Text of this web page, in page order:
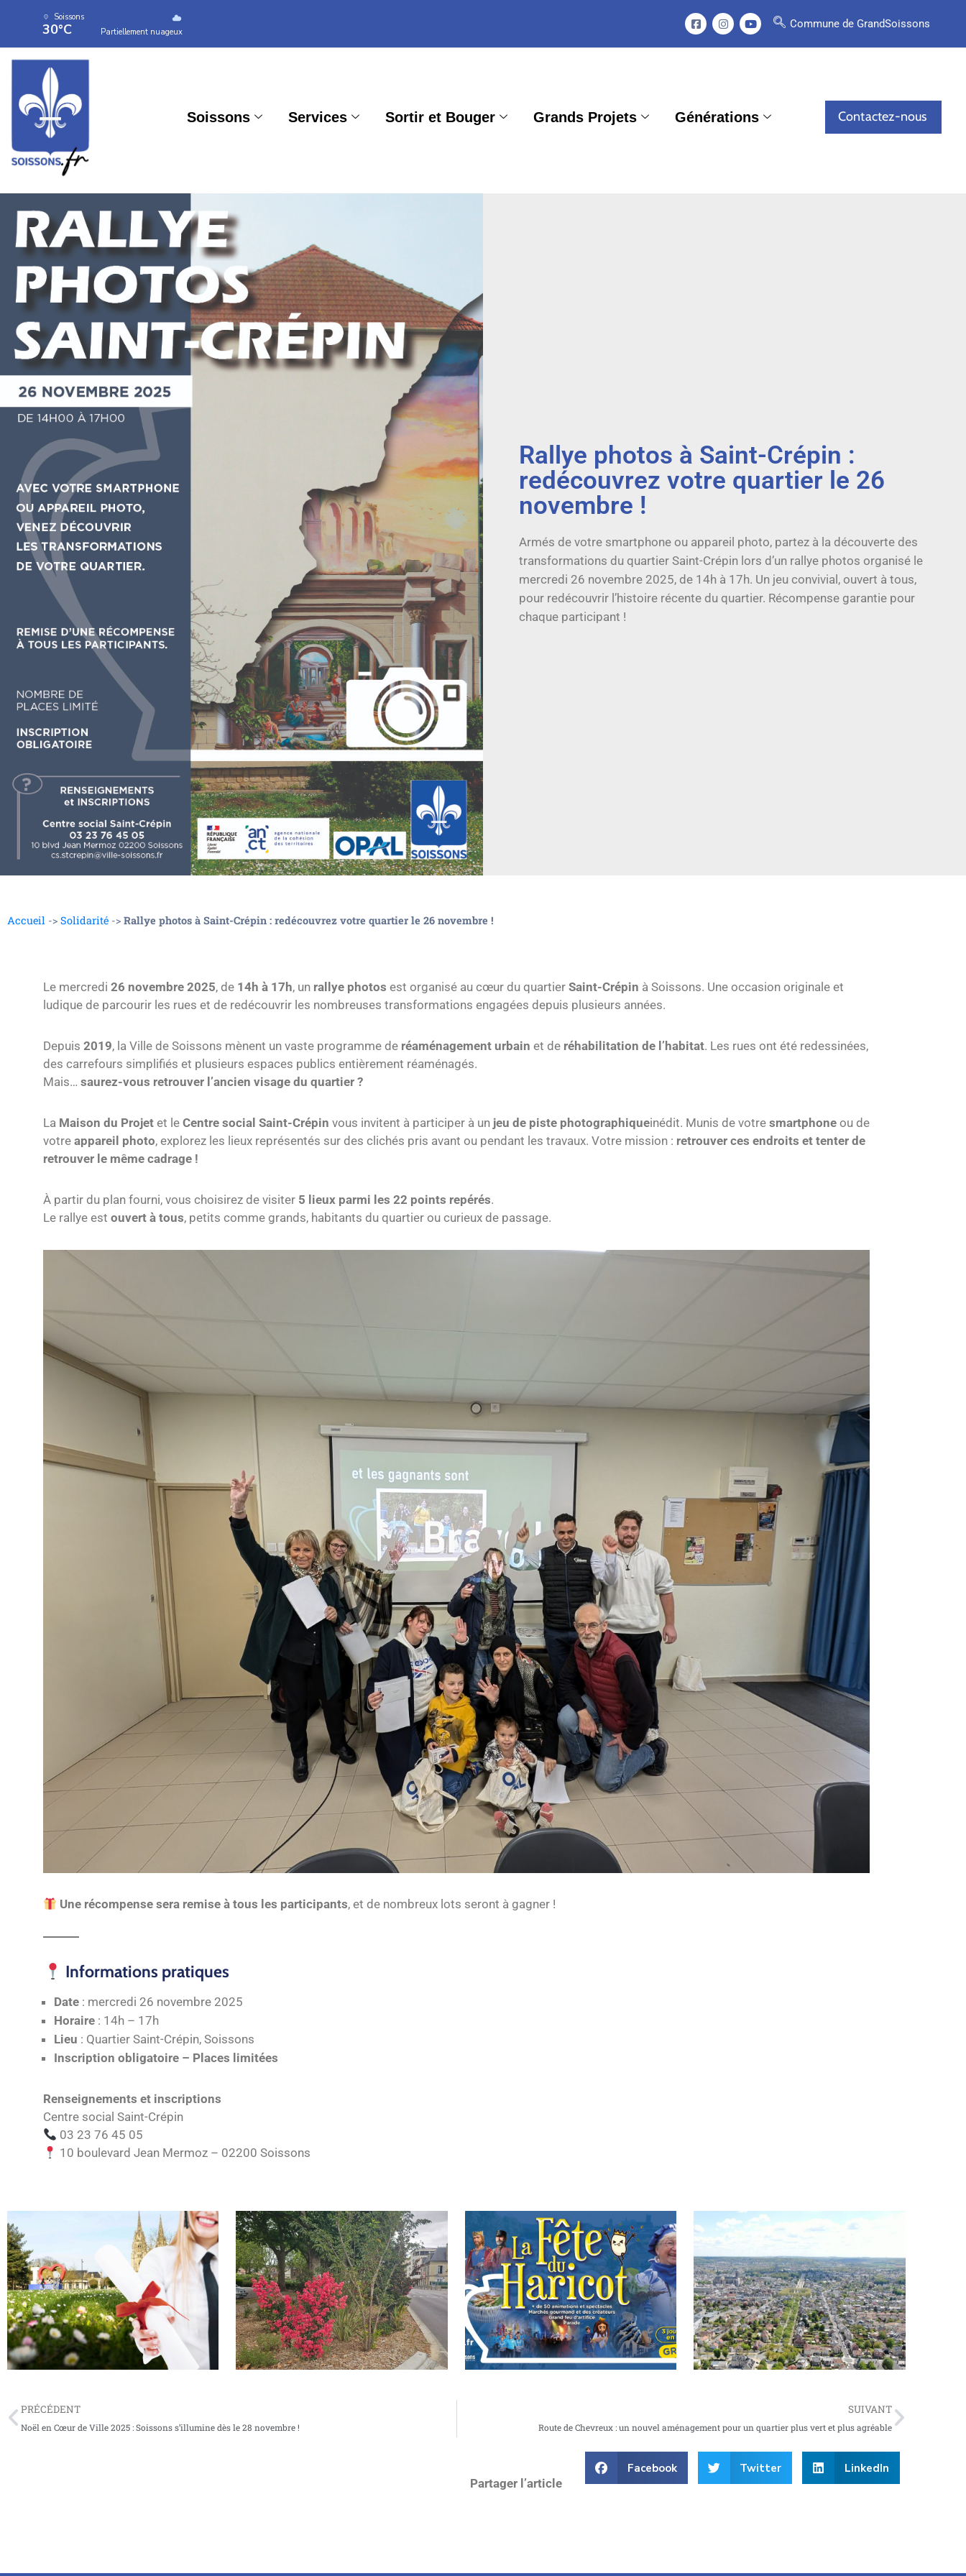
Soissons
30°C Partiellement nuageux
Commune de GrandSoissons
Soissons Services Sortir et Bouger Grands Projets Générations Contactez-nous
Rallye photos à Saint-Crépin :
redécouvrez votre quartier le 26
novembre !
Armés de votre smartphone ou appareil photo, partez à la découverte des
transformations du quartier Saint-Crépin lors d’un rallye photos organisé le
mercredi 26 novembre 2025, de 14h à 17h. Un jeu convivial, ouvert à tous,
pour redécouvrir l’histoire récente du quartier. Récompense garantie pour
chaque participant !
Accueil -> Solidarité -> Rallye photos à Saint-Crépin : redécouvrez votre quartier le 26 novembre !
Le mercredi 26 novembre 2025, de 14h à 17h, un rallye photos est organisé au cœur du quartier Saint-Crépin à Soissons. Une occasion originale et
ludique de parcourir les rues et de redécouvrir les nombreuses transformations engagées depuis plusieurs années.
Depuis 2019, la Ville de Soissons mènent un vaste programme de réaménagement urbain et de réhabilitation de l’habitat. Les rues ont été redessinées,
des carrefours simplifiés et plusieurs espaces publics entièrement réaménagés.
Mais… saurez-vous retrouver l’ancien visage du quartier ?
La Maison du Projet et le Centre social Saint-Crépin vous invitent à participer à un jeu de piste photographiqueinédit. Munis de votre smartphone ou de
votre appareil photo, explorez les lieux représentés sur des clichés pris avant ou pendant les travaux. Votre mission : retrouver ces endroits et tenter de
retrouver le même cadrage !
À partir du plan fourni, vous choisirez de visiter 5 lieux parmi les 22 points repérés.
Le rallye est ouvert à tous, petits comme grands, habitants du quartier ou curieux de passage.
Une récompense sera remise à tous les participants, et de nombreux lots seront à gagner !
Informations pratiques
Date : mercredi 26 novembre 2025
Horaire : 14h – 17h
Lieu : Quartier Saint-Crépin, Soissons
Inscription obligatoire – Places limitées
Renseignements et inscriptions
Centre social Saint-Crépin
03 23 76 45 05
10 boulevard Jean Mermoz – 02200 Soissons
Bac et Brevet 2026 : la Ville de Soissons
mettra à l’honneur ses jeunes diplômés
Soissons, cité-jardin : Le Lilas des Indes, la
star de l’été !
Fête du Haricot 2026
Plus vert, plus beau, plus sûr : le boulevard
Pasteur change de dimension
PRÉCÉDENT
Noël en Cœur de Ville 2025 : Soissons s’illumine dès le 28 novembre !
SUIVANT
Route de Chevreux : un nouvel aménagement pour un quartier plus vert et plus agréable
Partager l’article
Facebook Twitter LinkedIn